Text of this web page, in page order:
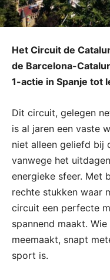
Het Circuit de
de Barcelona-
1-actie in Spanje tot
Dit circuit, gelegen
is al jaren een vaste
niet alleen geliefd bij
vanwege het
energieke sfeer. Met
rechte stukken waar
circuit een perfecte
spannend maakt.
meemaakt, snapt
sport is.